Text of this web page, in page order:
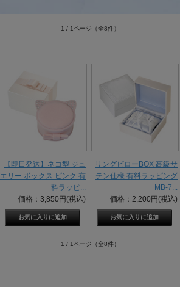
1 / 1ページ （全8件）
【即日発送】ネコ型 ジュ
エリー ボックス ピンク 有
料ラッピ...
価格：3,850円(税込)
リングピローBOX 高級サ
テン仕様 有料ラッピング
MB-7...
価格：2,200円(税込)
1 / 1ページ （全8件）